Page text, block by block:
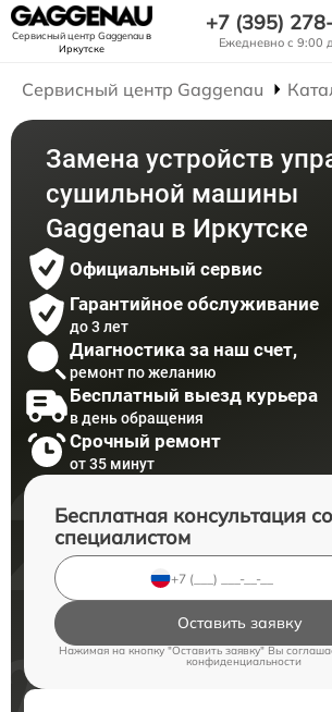
Сервисный центр Gaggenauв
Иркутске
+7 (395)
Ежедневно с 9:00
Сервисный центр Gaggenau
Замена устройств
сушильной машины
Gaggenau в Иркутске
Официальный сервис
Гарантийное обслуживание
до 3 лет
Диагностика за наш счет,
ремонт по желанию
Бесплатный выезд курьера
в день обращения
Срочный ремонт
от 35 минут
Бесплатная консультация со
специалистом
Оставить заявку
Нажимая на кнопку "Оставить заявку" Вы
конфиденциальности